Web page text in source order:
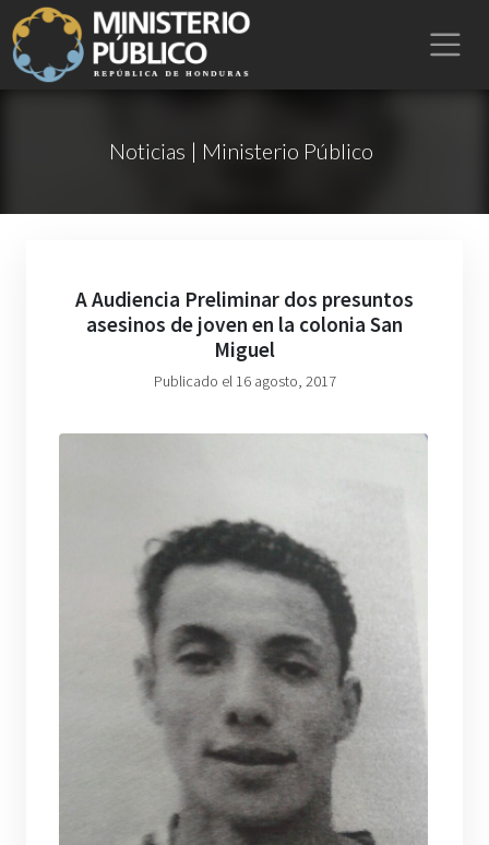
Noticias | Ministerio Público
A Audiencia Preliminar dos presuntos
asesinos de joven en la colonia San
Miguel
Publicado el 16 agosto, 2017